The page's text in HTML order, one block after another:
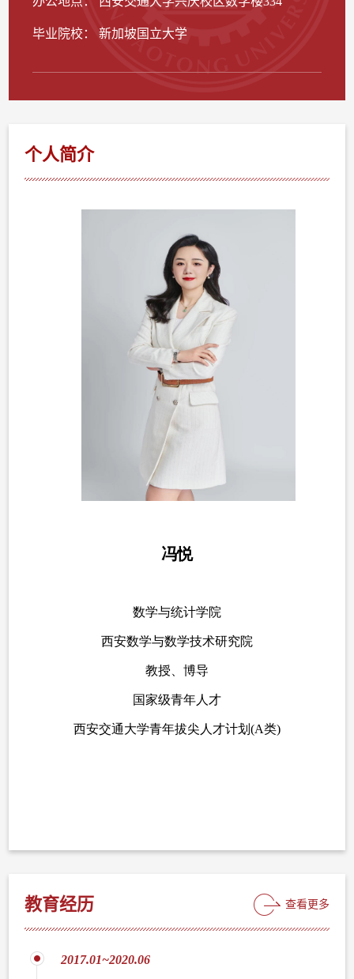
毕业院校： 新加坡国立大学
个人简介
教育经历 查看更多
2017.01~2020.06